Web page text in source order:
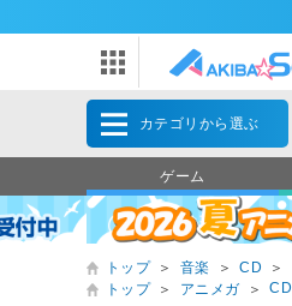
カテゴリから選ぶ
ゲーム
トップ ＞ 音楽 ＞ CD ＞
トップ
＞ アニメガ ＞ CD